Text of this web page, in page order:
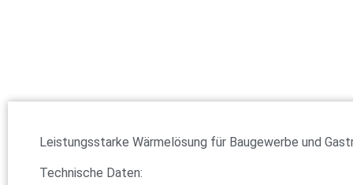
Leistungsstarke Wärmelösung für Baugewerbe und
Technische Daten: